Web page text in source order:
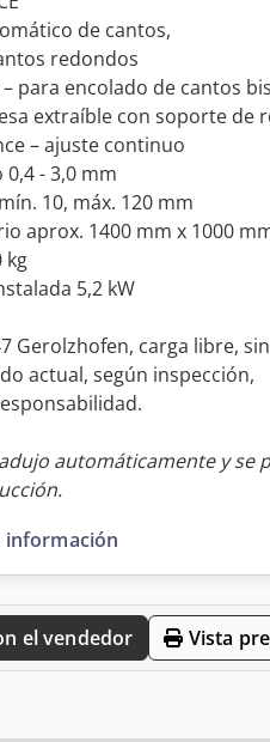
de cantos,
redondos
para encolado de cantos
extraíble con soporte de
– ajuste continuo
- 3,0 mm
10, máx. 120 mm
aprox. 1400 mm x 1000
kg
5,2 kW
Gerolzhofen, carga libre,
actual, según inspección,
automáticamente y se
información
el vendedor Vista